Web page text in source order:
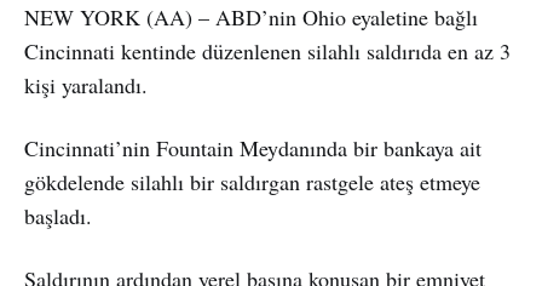
NEW YORK (AA) – ABD’nin Ohio eyaletine bağlı
Cincinnati kentinde düzenlenen silahlı saldırıda en az 3
kişi yaralandı.
Cincinnati’nin Fountain Meydanında bir bankaya ait
gökdelende silahlı bir saldırgan rastgele ateş etmeye
başladı.
Saldırının ardından yerel basına konuşan bir emniyet